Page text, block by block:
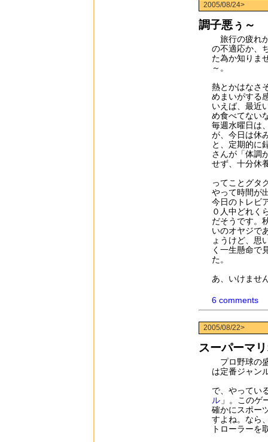
2005/08/24>
調子悪ぅ～
旅行の疲れ
の不適応か、
た為か知りま
～。
熱とかはなさ
めまいがする
いえば、最近
め食べてない
毎週水曜日は
が、今日は休
と、定期的に
さんが「体調
せず、十分休
ってことグタ
やって時間が
今日のトレビ
０人中どれく
だそうです。
いのオヤジで
ょうけど、思
く一生懸命で
た。
あ、いけませ
6 comments
2005/08/22>
スーパーマ
プロ野球の
は定番ジャン
で、やってい
ル 」。このゲ
確かにスポー
すよね。なら
トローラーを